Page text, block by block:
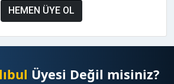
HEMEN ÜYE OL
Üyesi Değil misiniz?